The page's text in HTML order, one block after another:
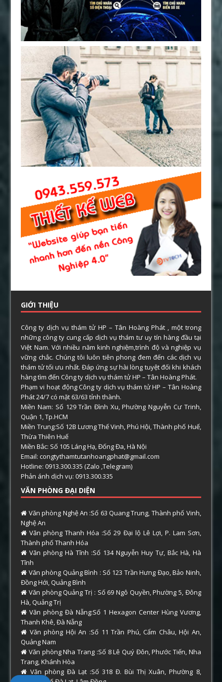
GIỚI THIỆU
Công ty dịch vụ thám tử HP – Tân Hoàng Phát , một trong
những công ty cung cấp dịch vụ thám tư uy tín hàng đầu tại
Việt Nam. Với nhiều năm kinh nghiệm,trình độ và nghiệp vụ
vững chắc. Chúng tôi luôn tiên phong đem đến các dịch vụ
thám tử tối ưu nhất. Đáp ứng sự hài lòng tuyệt đối khi khách
hàng tìm đến Công ty dịch vụ thám tử HP – Tân Hoàng Phát.
Phạm vi hoạt động Công ty dịch vụ thám tử HP – Tân Hoàng
Phát 24/7 có mặt 63/63 tỉnh thành.
Miền Nam: Số 129 Trần Đình Xu, Phường Nguyễn Cư Trinh,
Quận 1, Tp.HCM
Miền Trung:Số 12B Lương Thế Vinh, Phú Hội, Thành phố Huế,
Thừa Thiên Huế
Miền Bắc: Số 105 Láng Hạ, Đống Đa, Hà Nội
Email: congtythamtutanhoangphat@gmail.com
Hotline: 0913.300.335 (Zalo ,Telegram)
Phản ánh dịch vụ: 0913.300.335
VĂN PHÒNG ĐẠI DIỆN
Văn phòng Nghệ An :Số 63 Quang Trung, Thành phố Vinh,
Nghệ An
Văn phòng Thanh Hóa :Số 29 Đại lộ Lê Lợi, P. Lam Sơn,
Thành phố Thanh Hóa
Văn phòng Hà Tĩnh :Số 134 Nguyễn Huy Tự, Bắc Hà, Hà
Tĩnh
Văn phòng Quảng Bình : Số 123 Trần Hưng Đạo, Bảo Ninh,
Đồng Hới, Quảng Bình
Văn phòng Quảng Trị : Số 69 Ngô Quyền, Phường 5, Đông
Hà, Quảng Trị
Văn phòng Đà Nẵng:Số 1 Hexagon Center Hùng Vương,
Thanh Khê, Đà Nẵng
Văn phòng Hội An :Số 11 Trần Phú, Cẩm Châu, Hội An,
Quảng Nam
Văn phòng Nha Trang :Số 8 Lê Quý Đôn, Phước Tiến, Nha
Trang, Khánh Hòa
Văn phòng Đà Lạt :Số 318 Đ. Bùi Thị Xuân, Phường 8,